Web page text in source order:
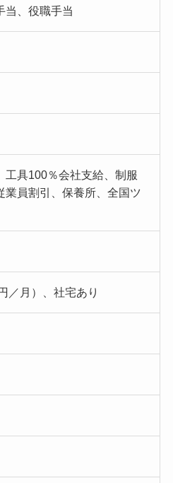
当、役職手当
工具100％会社支給、制服
業員割引、保養所、全国ツ
／月）、社宅あり